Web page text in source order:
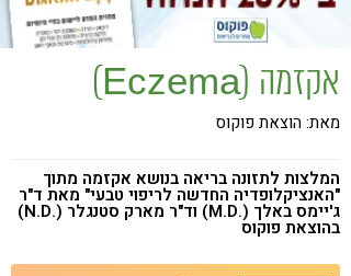
ריפוי ומניעת מחלות
בריאות האישה
מתכוני בריאות
אירועים
שינוי תזונתי
גישות בתזונה
ניקוי רעלים
מזונות על
ילדים
תזונה וספורט
אקזמה (Eczema)
מאת: הוצאת פוקוס
המלצות לתזונה בריאה בנושא אקזמה מתוך
"האנציקלופדיה החדשה לריפוי טבעי" מאת ד"ר
ג'יימס באלך (.M.D) וד"ר מארק סטנגלר (.N.D)
בהוצאת פוקוס